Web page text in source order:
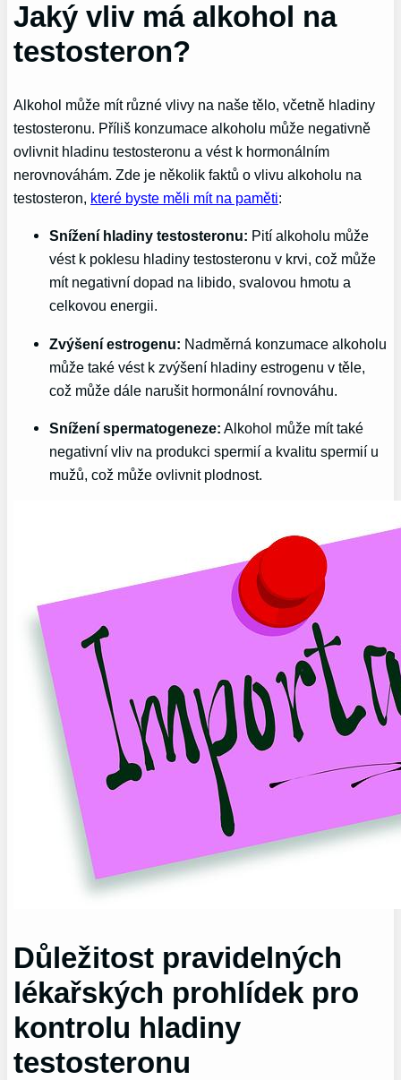
Jaký vliv má alkohol na
testosteron?
Alkohol může mít různé vlivy na naše tělo, včetně hladiny
testosteronu. Příliš konzumace alkoholu může negativně
ovlivnit hladinu testosteronu a vést k hormonálním
nerovnováhám. Zde je několik faktů o vlivu alkoholu na
testosteron, které byste měli mít na paměti:
Snížení hladiny testosteronu: Pití alkoholu může
vést k poklesu hladiny testosteronu v krvi, což může
mít negativní dopad na libido, svalovou hmotu a
celkovou energii.
Zvýšení estrogenu: Nadměrná konzumace alkoholu
může také vést k zvýšení hladiny estrogenu v těle,
což může dále narušit hormonální rovnováhu.
Snížení spermatogeneze: Alkohol může mít také
negativní vliv na produkci spermií a kvalitu spermií u
mužů, což může ovlivnit plodnost.
Důležitost pravidelných
lékařských prohlídek pro
kontrolu hladiny
testosteronu